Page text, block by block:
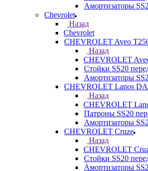
Амортизаторы
Chevrolet
Назад
Chevrolet
CHEVROLET Aveo
Назад
CHEVROLET
Стойки SS20
Амортизаторы
CHEVROLET Lanos
Назад
CHEVROLET
Патроны SS20
Амортизаторы
CHEVROLET Cruze
Назад
CHEVROLET
Стойки SS20
Амортизаторы